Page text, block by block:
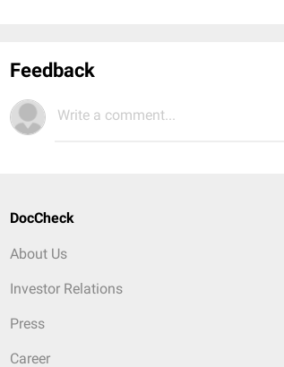
Feedback
Write a comment...
DocCheck
About Us
Investor Relations
Press
Career